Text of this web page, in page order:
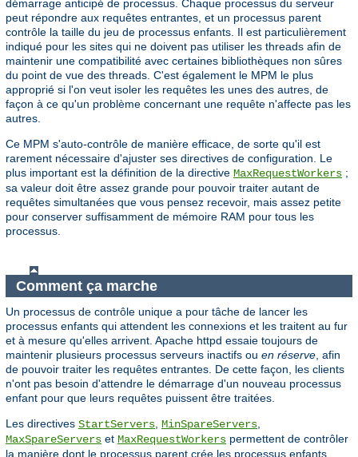
démarrage anticipé de processus. Chaque processus du serveur
peut répondre aux requêtes entrantes, et un processus parent
contrôle la taille du jeu de processus enfants. Il est particulièrement
indiqué pour les sites qui ne doivent pas utiliser les threads afin de
maintenir une compatibilité avec certaines bibliothèques non sûres
du point de vue des threads. C'est également le MPM le plus
approprié si l'on veut isoler les requêtes les unes des autres, de
façon à ce qu'un problème concernant une requête n'affecte pas les
autres.
Ce MPM s'auto-contrôle de manière efficace, de sorte qu'il est
rarement nécessaire d'ajuster ses directives de configuration. Le
plus important est la définition de la directive MaxRequestWorkers ;
sa valeur doit être assez grande pour pouvoir traiter autant de
requêtes simultanées que vous pensez recevoir, mais assez petite
pour conserver suffisamment de mémoire RAM pour tous les
processus.
Comment ça marche
Un processus de contrôle unique a pour tâche de lancer les
processus enfants qui attendent les connexions et les traitent au fur
et à mesure qu'elles arrivent. Apache httpd essaie toujours de
maintenir plusieurs processus serveurs inactifs ou en réserve, afin
de pouvoir traiter les requêtes entrantes. De cette façon, les clients
n'ont pas besoin d'attendre le démarrage d'un nouveau processus
enfant pour que leurs requêtes puissent être traitées.
Les directives StartServers, MinSpareServers,
MaxSpareServers et MaxRequestWorkers permettent de contrôler
la manière dont le processus parent crée les processus enfants